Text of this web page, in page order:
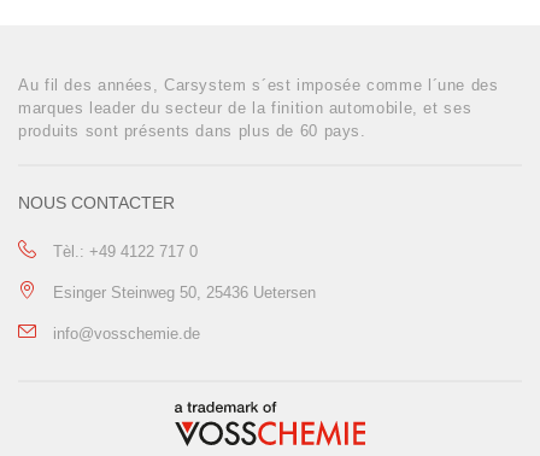
Au fil des années, Carsystem s´est imposée comme l´une des
marques leader du secteur de la finition automobile, et ses
produits sont présents dans plus de 60 pays.
NOUS CONTACTER
Tèl.: +49 4122 717 0
Esinger Steinweg 50, 25436 Uetersen
info@vosschemie.de